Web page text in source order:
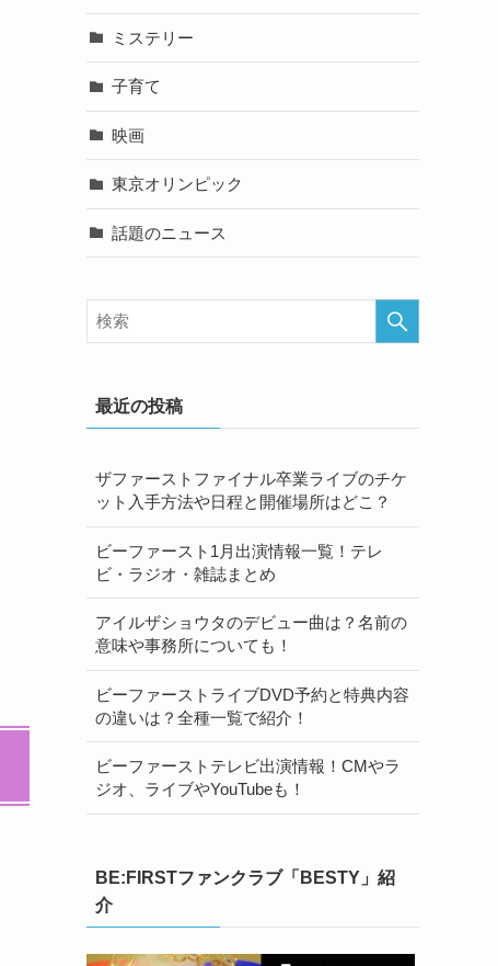
ミステリー
子育て
映画
東京オリンピック
話題のニュース
最近の投稿
ザファーストファイナル卒業ライブのチケ
ット入手方法や日程と開催場所はどこ？
ビーファースト1月出演情報一覧！テレ
ビ・ラジオ・雑誌まとめ
アイルザショウタのデビュー曲は？名前の
意味や事務所についても！
ビーファーストライブDVD予約と特典内容
の違いは？全種一覧で紹介！
ビーファーストテレビ出演情報！CMやラ
ジオ、ライブやYouTubeも！
BE:FIRSTファンクラブ「BESTY」紹
介